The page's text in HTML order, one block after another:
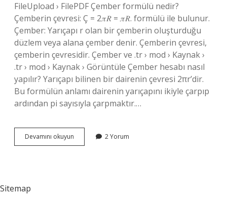
FileUpload › FilePDF Çember formülü nedir?
Çemberin çevresi: Ç = 2𝜋𝑅 = 𝜋𝑅. formülü ile bulunur.
Çember: Yarıçapı r olan bir çemberin oluşturduğu
düzlem veya alana çember denir. Çemberin çevresi,
çemberin çevresidir. Çember ve .tr › mod › Kaynak ›
.tr › mod › Kaynak › Görüntüle Çember hesabı nasıl
yapılır? Yarıçapı bilinen bir dairenin çevresi 2πr’dir.
Bu formülün anlamı dairenin yarıçapını ikiyle çarpıp
ardından pi sayısıyla çarpmaktır.…
Devamını okuyun Çember
Formülü
2 Yorum
Sitemap